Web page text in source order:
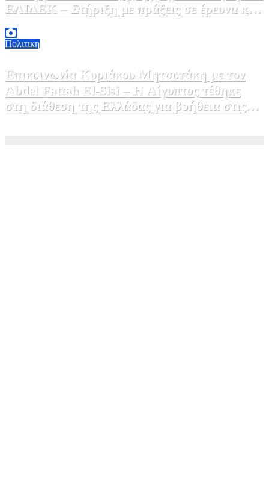
ΕΛΙΔΕΚ – Στήριξη με πράξεις σε έρευνα και
καινοτομία»
Πολιτικη
Επικοινωνία Κυριάκου Μητσοτάκη με τον
Abdel Fattah El-Sisi – Η Αίγυπτος τέθηκε
στη διάθεση της Ελλάδας για βοήθεια στις